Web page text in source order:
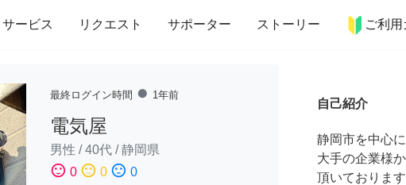
サービス リクエスト サポーター ストーリー ご利用
家事 引っ越し インテリア 趣味・習い事 ペット
最終ログイン時間 fiber_manual_record 1年前
電気屋
男性 /40代 /静岡県
sentiment_satisfied 0 sentiment_neutral 0 sentiment_dissatisfied 0
自己紹介
静岡市を中心
大手の企業様
頂いております